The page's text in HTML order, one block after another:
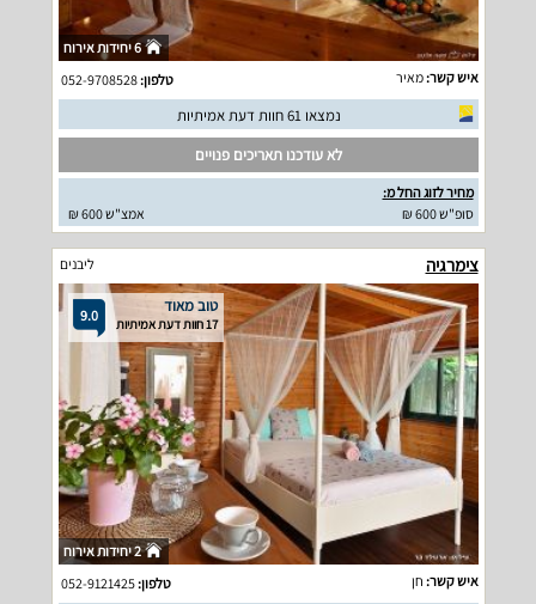
6 יחידות אירוח
איש קשר:מאיר טלפון:052-9708528
נמצאו 61 חוות דעת אמיתיות
לא עודכנו תאריכים פנויים
מחיר לזוג החל מ:
סופ"ש 600 ₪
אמצ"ש 600 ₪
צימרגיה ליבנים
9.0 טוב מאוד
17 חוות דעת אמיתיות
2 יחידות אירוח
איש קשר: חן טלפון:052-9121425